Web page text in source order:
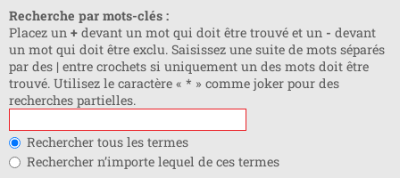
Recherche par mots-clés :
Placez un + devant un mot qui doit être trouvé et un - devant
un mot qui doit être exclu. Saisissez une suite de mots séparés
par des | entre crochets si uniquement un des mots doit être
trouvé. Utilisez le caractère « * » comme joker pour des
recherches partielles.
Rechercher tous les termes
Rechercher n’importe lequel de ces termes